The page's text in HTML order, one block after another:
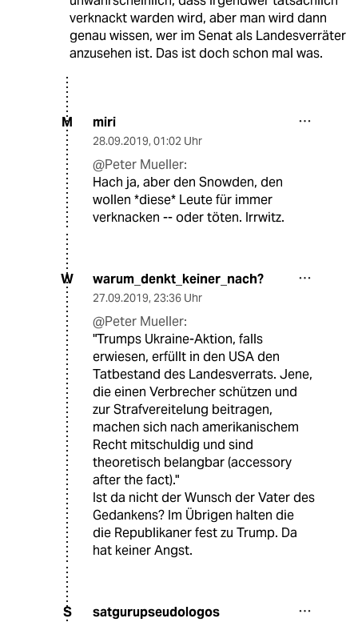
verknackt warden wird, aber man wird dann
genau wissen, wer im Senat als Landesverräter
anzusehen ist. Das ist doch schon mal was.
M miri
28.09.2019, 01:02 Uhr
@Peter Mueller:
Hach ja, aber den Snowden, den
wollen *diese* Leute für immer
verknacken -- oder töten. Irrwitz.
W warum_denkt_keiner_nach?
27.09.2019, 23:36 Uhr
@Peter Mueller:
"Trumps Ukraine-Aktion, falls
erwiesen, erfüllt in den USA den
Tatbestand des Landesverrats. Jene,
die einen Verbrecher schützen und
zur Strafvereitelung beitragen,
machen sich nach amerikanischem
Recht mitschuldig und sind
theoretisch belangbar (accessory
after the fact)."
Ist da nicht der Wunsch der Vater des
Gedankens? Im Übrigen halten die
die Republikaner fest zu Trump. Da
hat keiner Angst.
S satgurupseudologos